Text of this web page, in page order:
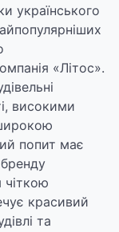
українського
«Літос».
високими
попит має
чіткою
красивий
та